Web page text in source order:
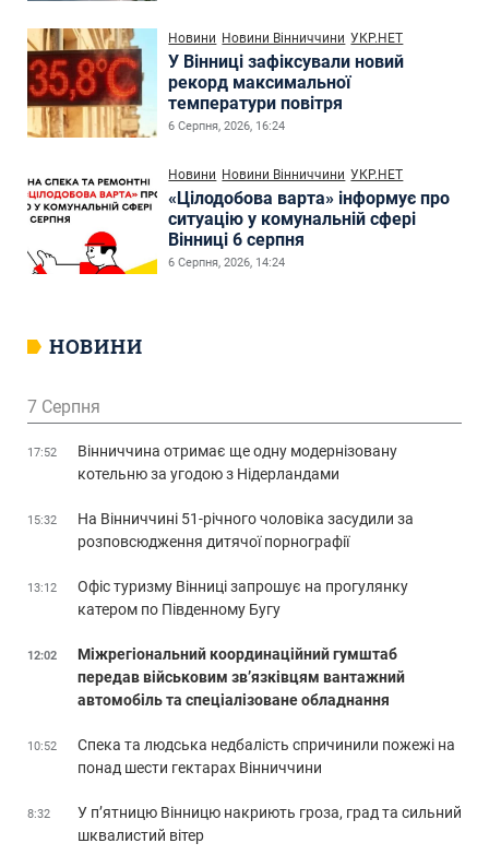
Новини Новини Вінниччини УКР.НЕТ
У Вінниці зафіксували новий
рекорд максимальної
температури повітря
6 Серпня, 2026, 16:24
Новини Новини Вінниччини УКР.НЕТ
«Цілодобова варта» інформує про
ситуацію у комунальній сфері
Вінниці 6 серпня
6 Серпня, 2026, 14:24
НОВИНИ
7 Серпня
17:52
Вінниччина отримає ще одну модернізовану
котельню за угодою з Нідерландами
15:32
На Вінниччині 51-річного чоловіка засудили за
розповсюдження дитячої порнографії
13:12
Офіс туризму Вінниці запрошує на прогулянку
катером по Південному Бугу
12:02
Міжрегіональний координаційний гумштаб
передав військовим зв’язківцям вантажний
автомобіль та спеціалізоване обладнання
10:52
Спека та людська недбалість спричинили пожежі на
понад шести гектарах Вінниччини
8:32
У п’ятницю Вінницю накриють гроза, град та сильний
шквалистий вітер